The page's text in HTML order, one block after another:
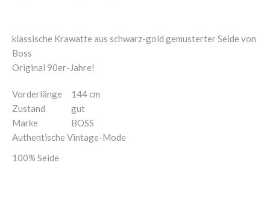
klassische Krawatte aus schwarz-gold gemusterter Seide von
Boss
Original 90er-Jahre!
Vorderlänge
Zustand
Marke
144 cm
gut
BOSS
Authentische Vintage-Mode
100% Seide